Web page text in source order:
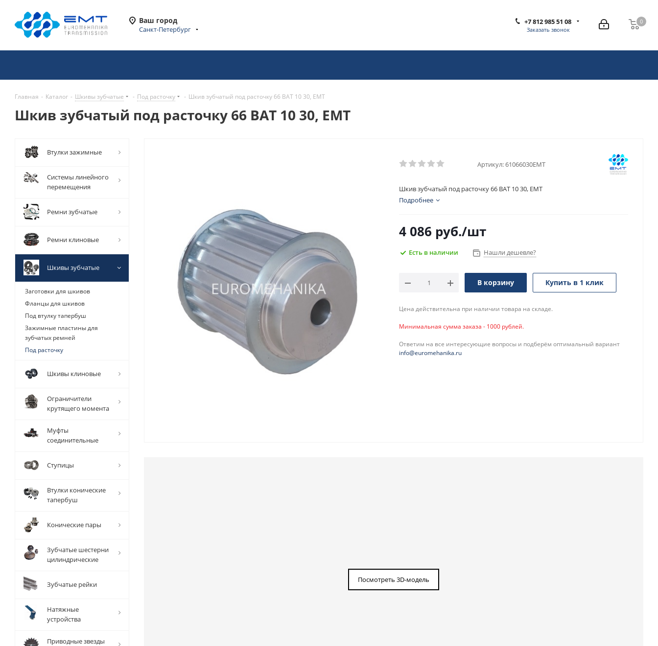
Ваш город
Санкт-Петербург
0
0
+7 812 985 51 08
Заказать звонок
Главная - Каталог - Шкивы зубчатые - Под расточку - Шкив зубчатый под расточку 66 BAT 10 30, EMT
Шкив зубчатый под расточку 66 BAT 10 30, EMT
Артикул:61066030EMT
Шкив зубчатый под расточку 66 BAT 10 30, EMT
Подробнее
4 086 руб./шт
Есть в наличии Нашли дешевле?
В корзину Купить в 1 клик
Цена действительна при наличии товара на складе.
Минимальная сумма заказа - 1000 рублей.
Ответим на все интересующие вопросы и подберём оптимальный вариант
info@euromehanika.ru
Посмотреть 3D-модель
Втулки зажимные
Системы линейного
перемещения
Ремни зубчатые
Ремни клиновые
Шкивы зубчатые
Заготовки для шкивов
Фланцы для шкивов
Под втулку тапербуш
Зажимные пластины для
зубчатых ремней
Под расточку
Шкивы клиновые
Ограничители
крутящего момента
Муфты
соединительные
Ступицы
Втулки конические
тапербуш
Конические пары
Зубчатые шестерни
цилиндрические
Зубчатые рейки
Натяжные
устройства
Приводные звезды